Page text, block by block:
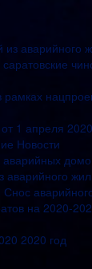
аварийного
рамках
1 апреля
Новости
аварийного
на 2020-
2020 год